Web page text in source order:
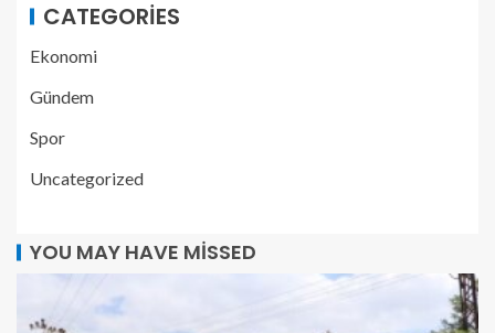
CATEGORIES
Ekonomi
Gündem
Spor
Uncategorized
YOU MAY HAVE MISSED